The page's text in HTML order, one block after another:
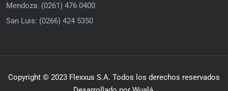
Mendoza: (0261) 476 0400
San Luis: (0266) 424 5350
Copyright © 2023 Flexxus S.A. Todos los derechos reservados